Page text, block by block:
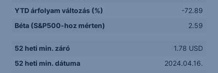
YTD árfolyam változás (%)
-72.89
Béta (S&P500-hoz mérten)
2.59
52 heti min. záró
1.78 USD
52 heti min. dátuma
2024.04.16.